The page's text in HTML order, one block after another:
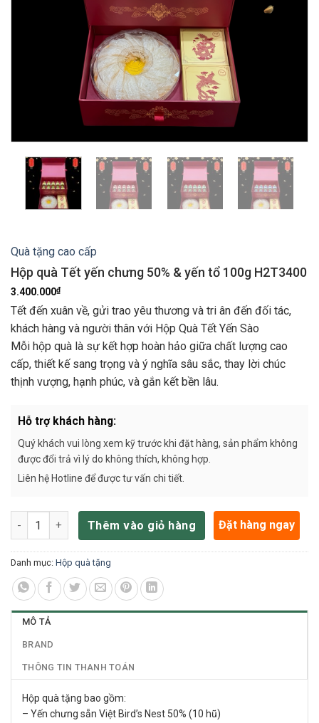
Quà tặng cao cấp
Hộp quà Tết yến chưng 50% & yến tổ 100g H2T3400
3.400.000₫
Tết đến xuân về, gửi trao yêu thương và tri ân đến đối tác,
khách hàng và người thân với Hộp Quà Tết Yến Sào
Mỗi hộp quà là sự kết hợp hoàn hảo giữa chất lượng cao
cấp, thiết kế sang trọng và ý nghĩa sâu sắc, thay lời chúc
thịnh vượng, hạnh phúc, và gắn kết bền lâu.
Hỗ trợ khách hàng:
Quý khách vui lòng xem kỹ trước khi đặt hàng, sản phẩm không
được đổi trả vì lý do không thích, không hợp.
Liên hệ Hotline để được tư vấn chi tiết.
Hộp quà Tết yến chưng 50% & yến tổ 100g H2T3400 số lượng
Thêm vào giỏ hàng Đặt hàng ngay
Danh mục: Hộp quà tặng
MÔ TẢ
BRAND
THÔNG TIN THANH TOÁN
Hộp quà tặng bao gồm:
– Yến chưng sẵn Việt Bird’s Nest 50% (10 hũ)